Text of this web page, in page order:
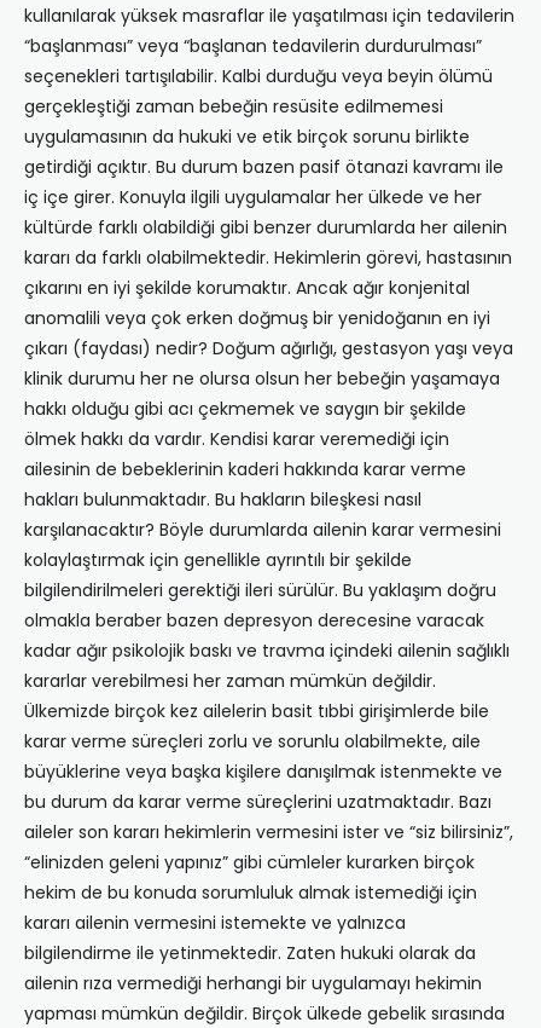
kullanılarak yüksek masraflar ile yaşatılması için tedavilerin
“başlanması” veya “başlanan tedavilerin durdurulması”
seçenekleri tartışılabilir. Kalbi durduğu veya beyin ölümü
gerçekleştiği zaman bebeğin resüsite edilmemesi
uygulamasının da hukuki ve etik birçok sorunu birlikte
getirdiği açıktır. Bu durum bazen pasif ötanazi kavramı ile
iç içe girer. Konuyla ilgili uygulamalar her ülkede ve her
kültürde farklı olabildiği gibi benzer durumlarda her ailenin
kararı da farklı olabilmektedir. Hekimlerin görevi, hastasının
çıkarını en iyi şekilde korumaktır. Ancak ağır konjenital
anomalili veya çok erken doğmuş bir yenidoğanın en iyi
çıkarı (faydası) nedir? Doğum ağırlığı, gestasyon yaşı veya
klinik durumu her ne olursa olsun her bebeğin yaşamaya
hakkı olduğu gibi acı çekmemek ve saygın bir şekilde
ölmek hakkı da vardır. Kendisi karar veremediği için
ailesinin de bebeklerinin kaderi hakkında karar verme
hakları bulunmaktadır. Bu hakların bileşkesi nasıl
karşılanacaktır? Böyle durumlarda ailenin karar vermesini
kolaylaştırmak için genellikle ayrıntılı bir şekilde
bilgilendirilmeleri gerektiği ileri sürülür. Bu yaklaşım doğru
olmakla beraber bazen depresyon derecesine varacak
kadar ağır psikolojik baskı ve travma içindeki ailenin sağlıklı
kararlar verebilmesi her zaman mümkün değildir.
Ülkemizde birçok kez ailelerin basit tıbbi girişimlerde bile
karar verme süreçleri zorlu ve sorunlu olabilmekte, aile
büyüklerine veya başka kişilere danışılmak istenmekte ve
bu durum da karar verme süreçlerini uzatmaktadır. Bazı
aileler son kararı hekimlerin vermesini ister ve “siz bilirsiniz”,
“elinizden geleni yapınız” gibi cümleler kurarken birçok
hekim de bu konuda sorumluluk almak istemediği için
kararı ailenin vermesini istemekte ve yalnızca
bilgilendirme ile yetinmektedir. Zaten hukuki olarak da
ailenin rıza vermediği herhangi bir uygulamayı hekimin
yapması mümkün değildir. Birçok ülkede gebelik sırasında